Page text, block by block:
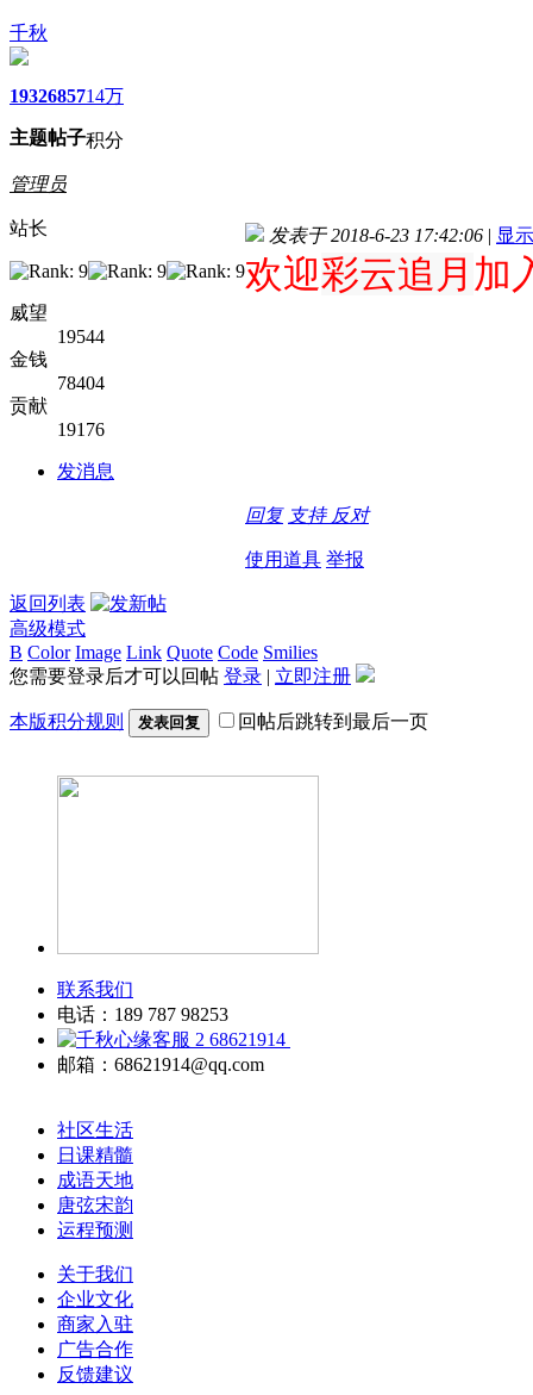
千秋
1932
主题
6857
帖子
14万
积分
管理员
站长
威望
19544
金钱
78404
贡献
19176
发消息
发表于 2018-6-23 17:42:06 | 显
欢迎彩云追月 加
回复 支持 反对
使用道具 举报
返回列表
高级模式
B Color Image Link Quote Code Smilies
您需要登录后才可以回帖 登录 | 立即注册
本版积分规则 发表回复 回帖后跳转到最后一页
联系我们
电话：189 787 98253
68621914
邮箱：68621914@qq.com
社区生活
日课精髓
成语天地
唐弦宋韵
运程预测
关于我们
企业文化
商家入驻
广告合作
反馈建议